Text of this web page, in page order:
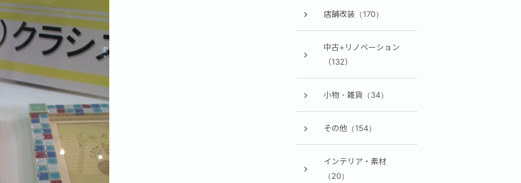
店舗改装（170）
中古+リノベーション
（132）
小物・雑貨（34）
その他（154）
インテリア・素材
（20）